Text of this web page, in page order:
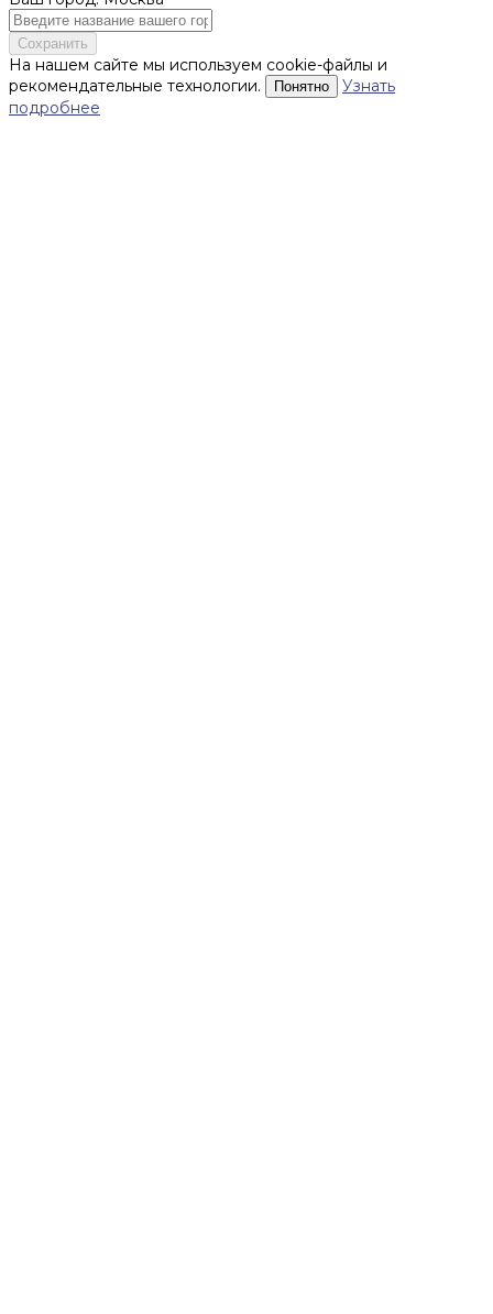
Сохранить
На нашем сайте мы используем cookie-файлы и
рекомендательные технологии.
Понятно
Узнать
подробнее